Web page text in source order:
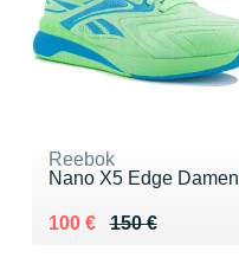
Reebok
Nano X5 Edge Damen
150 €
Au lieu de 150 €
100 €
Vendu 100 €